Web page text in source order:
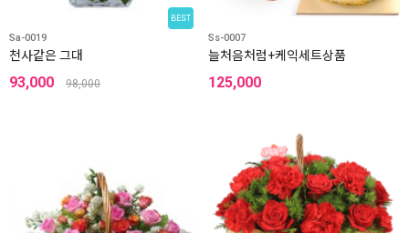
BEST
Sa-0019
천사같은 그대
93,000 98,000
Ss-0007
늘처음처럼+케익세트상품
125,000